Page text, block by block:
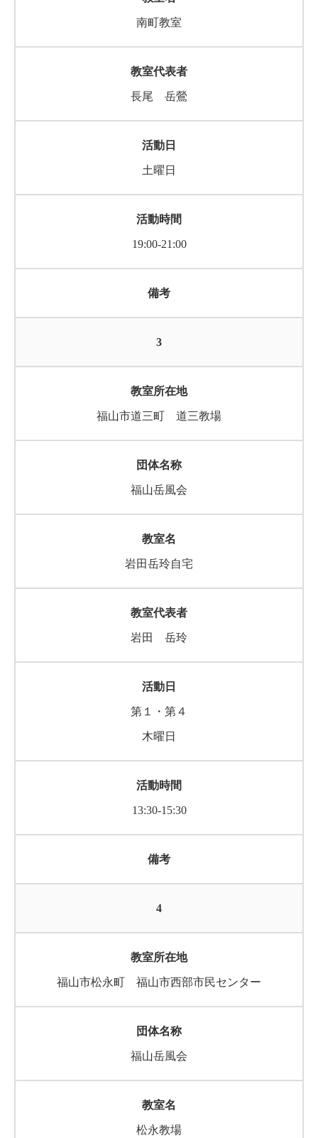
南町教室
長尾 岳鶯
土曜日
19:00-21:00
3
福山市道三町 道三教場
福山岳風会
岩田岳玲自宅
岩田 岳玲
第１・第４
木曜日
13:30-15:30
4
福山市松永町 福山市西部市民センター
福山岳風会
松永教場